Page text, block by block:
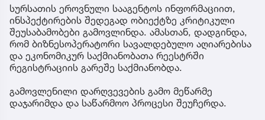
სურსათის ეროვნული სააგენტოს ინფორმაციით,
ინსპექტირების შედეგად ობიექტზე კრიტიკული
შეუსაბამობები გამოვლინდა. ამასთან, დადგინდა,
რომ ბიზნესოპერატორი სავალდებულო აღიარებისა
და ეკონომიკურ საქმიანობათა რეესტრში
რეგისტრაციის გარეშე საქმიანობდა.
გამოვლენილი დარღვევების გამო მეწარმე
დაჯარიმდა და საწარმოო პროცესი შეუჩერდა.